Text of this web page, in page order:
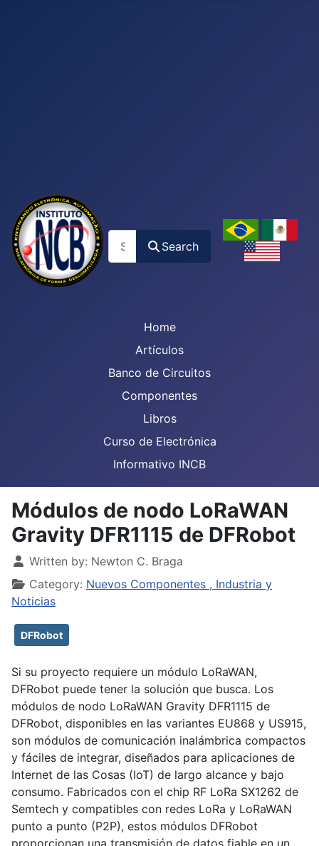
Search
Home
Artículos
Banco de Circuitos
Componentes
Libros
Curso de Electrónica
Informativo INCB
Módulos de nodo LoRaWAN
Gravity DFR1115 de DFRobot
Details
Written by: Newton C. Braga
Category: Nuevos Componentes , Industria y
Noticias
DFRobot
Si su proyecto requiere un módulo LoRaWAN,
DFRobot puede tener la solución que busca. Los
módulos de nodo LoRaWAN Gravity DFR1115 de
DFRobot, disponibles en las variantes EU868 y US915,
son módulos de comunicación inalámbrica compactos
y fáciles de integrar, diseñados para aplicaciones de
Internet de las Cosas (IoT) de largo alcance y bajo
consumo. Fabricados con el chip RF LoRa SX1262 de
Semtech y compatibles con redes LoRa y LoRaWAN
punto a punto (P2P), estos módulos DFRobot
proporcionan una transmisión de datos fiable en un